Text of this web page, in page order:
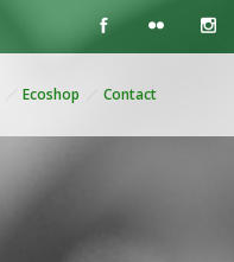
Ecoshop Contact